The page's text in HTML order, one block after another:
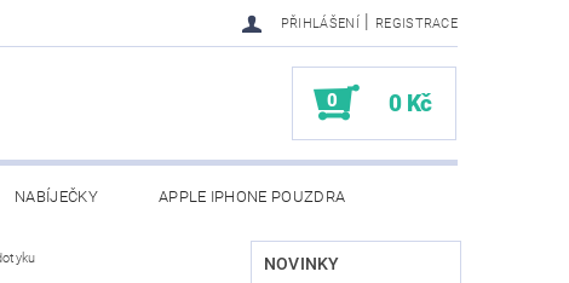
PŘIHLÁŠENÍ | REGISTRACE
0 0 Kč
NABÍJEČKY APPLE IPHONE POUZDRA
KONTAKTY
NOVINKY